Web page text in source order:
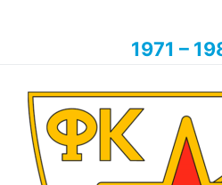
1971 –